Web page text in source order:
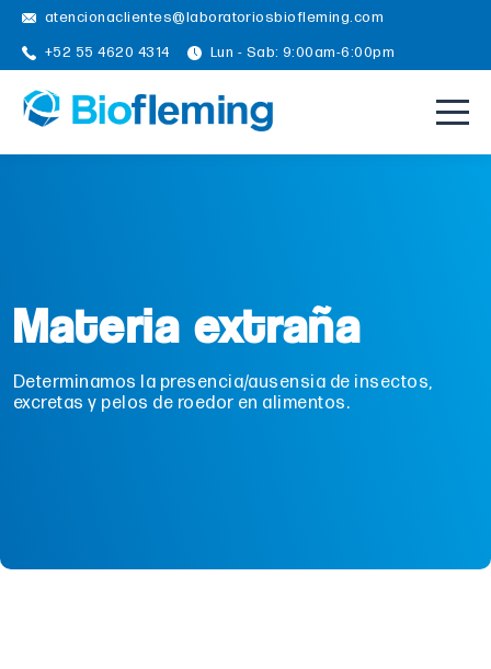
atencionaclientes@laboratoriosbiofleming.com
+52 55 4620 4314
Lun - Sab: 9:00am-6:00pm
Materia extraña
Determinamos la presencia/ausensia de insectos,
excretas y pelos de roedor en alimentos.